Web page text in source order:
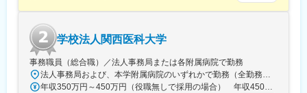
学校法人関西医科大学
事務職員（総合職）／法人事務局または各附属病院で勤務
法人事務局および、本学附属病院のいずれかで勤務（全勤務地、最寄り駅から徒歩5分以内）【関西医科大学 法人事務局】大阪府枚方市新町2丁目5-1■京阪本線 枚方市駅～徒歩5分※京阪 枚方市駅まで…・京阪 京橋駅から特急乗車14分・京阪 中書島駅から特急乗車16分【附属病院】大阪府枚方市新町2丁目3-1■京阪本線 枚方市駅～徒歩3分【総合医療センター】大阪府守口市文園町10-15■京阪本線 滝井駅～徒歩3分■地下鉄谷町線・今里筋線 太子橋今市駅～徒歩5分 ※京阪 滝井駅まで… ・京阪 京橋駅から各停乗車9分 ※谷町線 太子橋今市駅まで…・谷町線 大日駅から乗車8分・谷町線 東梅田駅から乗車13分【香里病院】大阪府寝屋川市香里本通町8-45■京阪本線 香里園駅～徒歩1分 ※京阪 香里園駅まで… ・京阪 京橋駅・樟葉駅から準急乗車15分 ・京阪中書島駅から準急乗車35分（特急乗車、枚方市駅で乗り換えると25分） ◎経験・能力など適性を考慮し配属します。 ※転居を伴う転勤なし※U・Iターン歓迎
年収350万円～450万円（役職無しで採用の場合） 年収450万円～550万円（主任級で採用の場合）